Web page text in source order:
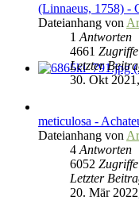
(Linnaeus, 1758) -
Dateianhang von
1 Antworten
4661 Zugriffe
Letzter
30. Okt
meticulosa -
Dateianhang von
4 Antworten
6052 Zugriffe
Letzter
20. Mär